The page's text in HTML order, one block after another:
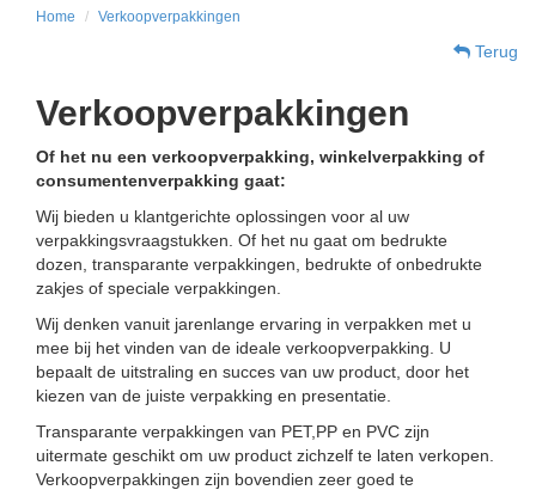
Home Verkoopverpakkingen
Terug
Verkoopverpakkingen
Of het nu een verkoopverpakking, winkelverpakking of
consumentenverpakking gaat:
Wij bieden u klantgerichte oplossingen voor al uw
verpakkingsvraagstukken. Of het nu gaat om bedrukte
dozen, transparante verpakkingen, bedrukte of onbedrukte
zakjes of speciale verpakkingen.
Wij denken vanuit jarenlange ervaring in verpakken met u
mee bij het vinden van de ideale verkoopverpakking. U
bepaalt de uitstraling en succes van uw product, door het
kiezen van de juiste verpakking en presentatie.
Transparante verpakkingen van PET,PP en PVC zijn
uitermate geschikt om uw product zichzelf te laten verkopen.
Verkoopverpakkingen zijn bovendien zeer goed te